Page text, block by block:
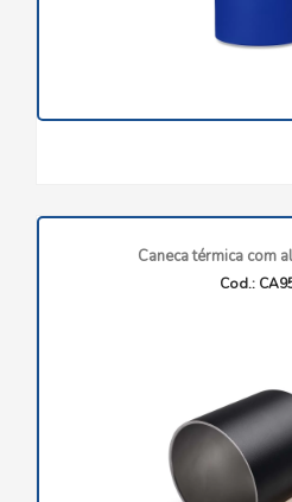
Caneca térmica com
Cod.: